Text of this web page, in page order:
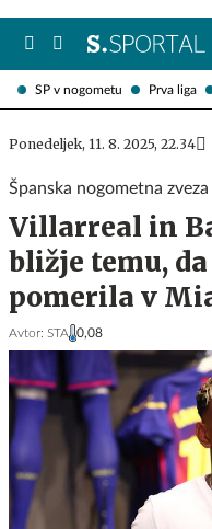
SP v nogometu Prva liga
Ponedeljek, 11. 8. 2025, 22.34
Španska nogometna
Villarreal in
bližje temu,
pomerila v
Avtor: STA 0,08